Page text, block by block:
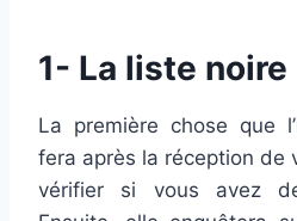
1- La liste noire
La première chose que
fera après la réception de
vérifier si vous avez